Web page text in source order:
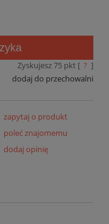
Zyskujesz75pkt [ ? ]
dodaj do przechowalni
zapytaj o produkt
poleć znajomemu
dodaj opinię